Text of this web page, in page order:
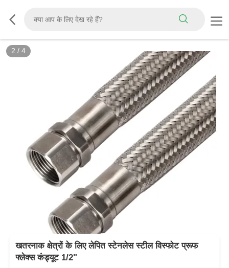
2 / 4
खतरनाक क्षेत्रों के लिए लेपित स्टेनलेस स्टील विस्फोट प्रूफ
फ्लेक्स कंड्यूट 1/2"